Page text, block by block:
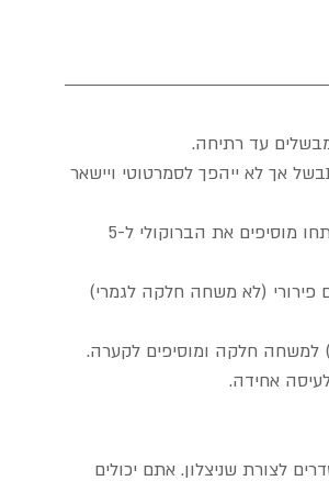
עד רתיחה.
אך לא ייהפך לסמרטוטי ויישאר
פירורי (לא משחה חלקה לגמרי)
למשחה חלקה ומוסיפים לקערה.
אחידה.
לצורת שניצלון. אתם יכולים